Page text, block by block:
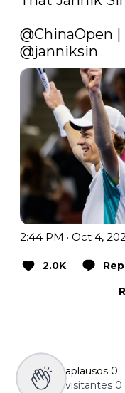
@ChinaOpen |
@janniksin
2:44 PM · Oct 4,
2.0K
aplausos 0
visitantes 0